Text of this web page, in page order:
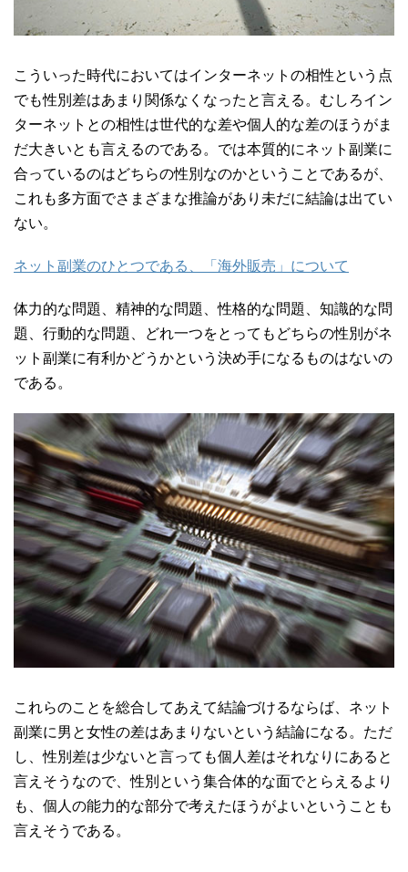
こういった時代においてはインターネットの相性という点
でも性別差はあまり関係なくなったと言える。むしろイン
ターネットとの相性は世代的な差や個人的な差のほうがま
だ大きいとも言えるのである。では本質的にネット副業に
合っているのはどちらの性別なのかということであるが、
これも多方面でさまざまな推論があり未だに結論は出てい
ない。
ネット副業のひとつである、「海外販売」について
体力的な問題、精神的な問題、性格的な問題、知識的な問
題、行動的な問題、どれ一つをとってもどちらの性別がネ
ット副業に有利かどうかという決め手になるものはないの
である。
これらのことを総合してあえて結論づけるならば、ネット
副業に男と女性の差はあまりないという結論になる。ただ
し、性別差は少ないと言っても個人差はそれなりにあると
言えそうなので、性別という集合体的な面でとらえるより
も、個人の能力的な部分で考えたほうがよいということも
言えそうである。